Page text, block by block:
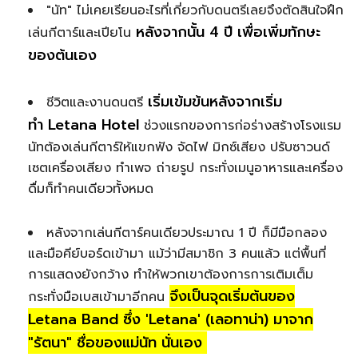
"นัท" ไม่เคยเรียนอะไรที่เกี่ยวกับดนตรีเลยจึงตัดสินใจฝึก
เล่นกีตาร์และเปียโน หลังจากนั้น 4 ปี เพื่อเพิ่มทักษะ
ของต้นเอง
ชีวิตและงานดนตรี เริ่มเข้มข้นหลังจากเริ่ม
ทำ Letana Hotel ช่วงแรกของการก่อร่างสร้างโรงแรม
นัทต้องเล่นกีตาร์ให้แขกฟัง จัดไฟ มิกซ์เสียง ปรับซาวนด์
เซตเครื่องเสียง ทำเพจ ถ่ายรูป กระทั่งเมนูอาหารและเครื่อง
ดื่มก็ทำคนเดียวทั้งหมด
หลังจากเล่นกีตาร์คนเดียวประมาณ 1 ปี ก็มีมือกลอง
และมือคีย์บอร์ดเข้ามา แม้ว่ามีสมาชิก 3 คนแล้ว แต่พื้นที่
การแสดงยังกว้าง ทำให้พวกเขาต้องการการเติมเต็ม
กระทั่งมือเบสเข้ามาอีกคน จึงเป็นจุดเริ่มต้นของ
Letana Band ซึ่ง 'Letana' (เลอทาน่า) มาจาก
"รัตนา" ชื่อของแม่นัท นั่นเอง